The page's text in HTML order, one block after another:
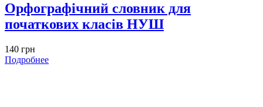
Орфографічний словник для
початкових класів НУШ
140 грн
Подробнее